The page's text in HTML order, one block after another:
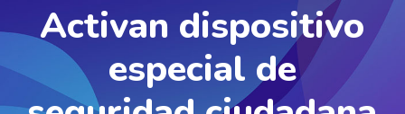
Activan dispositivo
especial de